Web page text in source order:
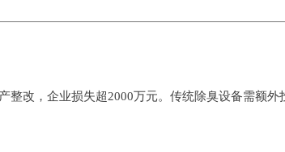
改，企业损失超2000万元。传统除臭设备需额外